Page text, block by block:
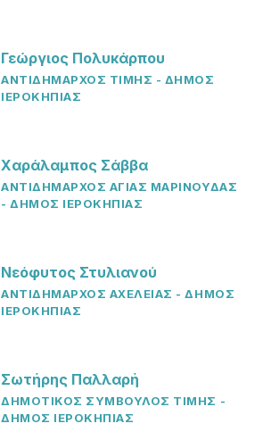
Γεώργιος Πολυκάρπου
ΑΝΤΙΔΗΜΑΡΧΟΣ ΤΙΜΗΣ - ΔΗΜΟΣ
ΙΕΡΟΚΗΠΙΑΣ
Χαράλαμπος Σάββα
ΑΝΤΙΔΗΜΑΡΧΟΣ ΑΓΙΑΣ ΜΑΡΙΝΟΥΔΑΣ
- ΔΗΜΟΣ ΙΕΡΟΚΗΠΙΑΣ
Νεόφυτος Στυλιανού
ΑΝΤΙΔΗΜΑΡΧΟΣ ΑΧΕΛΕΙΑΣ - ΔΗΜΟΣ
ΙΕΡΟΚΗΠΙΑΣ
Σωτήρης Παλλαρή
ΔΗΜΟΤΙΚΟΣ ΣΥΜΒΟΥΛΟΣ ΤΙΜΗΣ -
ΔΗΜΟΣ ΙΕΡΟΚΗΠΙΑΣ